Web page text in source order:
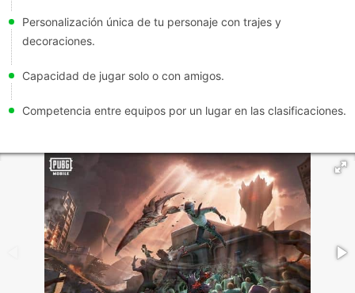
Personalización única de tu personaje con trajes y
decoraciones.
Capacidad de jugar solo o con amigos.
Competencia entre equipos por un lugar en las clasificaciones.